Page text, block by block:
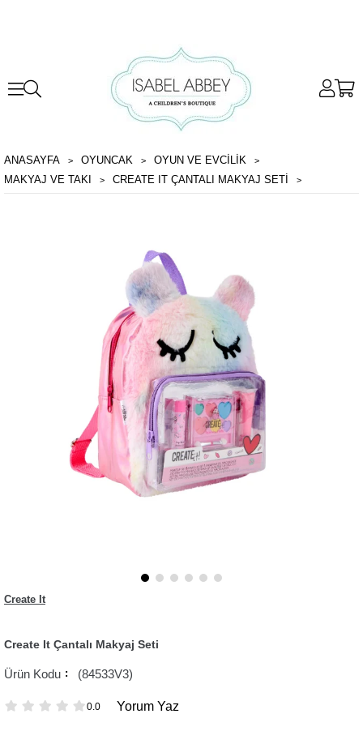
ANASAYFA OYUNCAK
OYUN VE EVCILIK
MAKYAJ VE TAKI
CREATE IT ÇANTALI MAKYAJ SETI
Create It
Create It Çantalı Makyaj Seti
(84533V3)
0.0 Yorum Yaz